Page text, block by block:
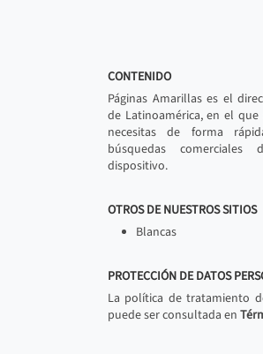
CONTENIDO
Páginas Amarillas es el
de Latinoamérica, en el
necesitas de forma
búsquedas
dispositivo.
OTROS DE NUESTROS SITIOS
Blancas
PROTECCIÓN DE DATOS
La política de tratamiento
puede ser consultada en